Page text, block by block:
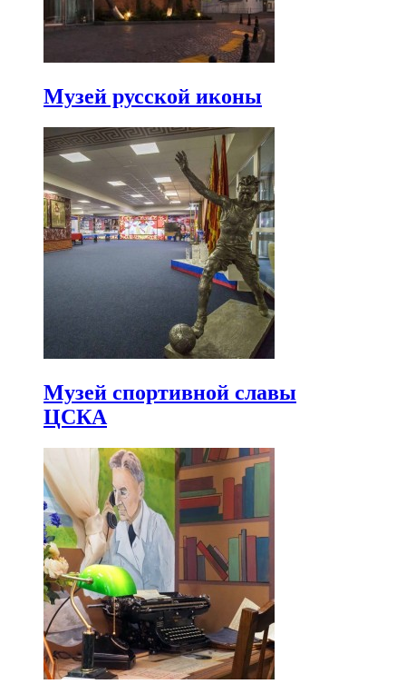
Музей русской иконы
Музей спортивной славы
ЦСКА